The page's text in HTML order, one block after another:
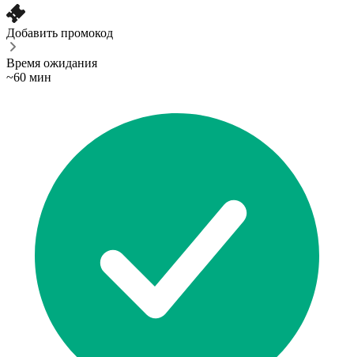
Добавить промокод
Время ожидания
~60 мин